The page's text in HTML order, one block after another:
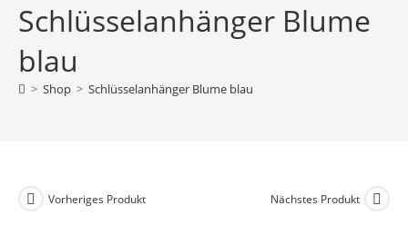
Schlüsselanhänger Blume
blau
> Shop > Schlüsselanhänger Blume blau
Vorheriges Produkt Nächstes Produkt